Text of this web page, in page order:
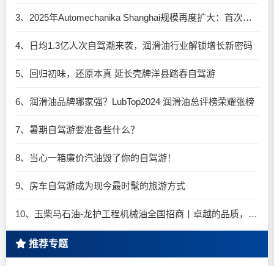
3、2025年Automechanika Shanghai规模再度扩大：首次启用国家会展中心（上海）全部15个展馆
4、日均1.3亿人次自驾潮来袭，润滑油行业解锁增长新密码​
5、回归初味，还原本真 延长壳牌洋县踏春自驾游
6、润滑油品牌哪家强？LubTop2024 润滑油总评榜荣耀张榜
7、暑期自驾游要准备些什么？
8、当心一箱廉价汽油毁了你的自驾游！
9、房车自驾游成为现今最时髦的旅游方式
10、玉柴马石油-龙护工程机械油全国招商丨卓越的品质，专业的品牌！
推荐专题